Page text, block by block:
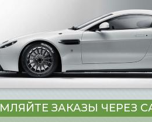
ЗАКАЗЫ ЧЕРЕЗ